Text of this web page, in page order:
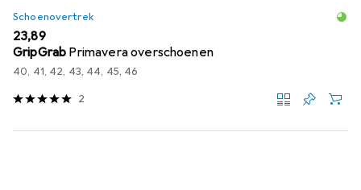
Schoenovertrek
EUR
23,89
GripGrab Primavera overschoenen
40, 41, 42, 43, 44, 45, 46
2